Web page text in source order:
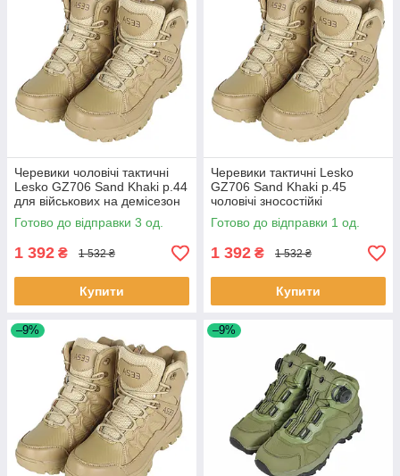
Черевики чоловічі тактичні
Lesko GZ706 Sand Khaki р.44
для військових на демісезон
3 шт.
Готово до відправки 3 од.
1 392 ₴ 1 532 ₴
Купити
Черевики тактичні Lesko
GZ706 Sand Khaki р.45
чоловічі зносостійкі
демісезонні для спецслужб 1
шт.
Готово до відправки 1 од.
1 392 ₴ 1 532 ₴
Купити
–9% –9%